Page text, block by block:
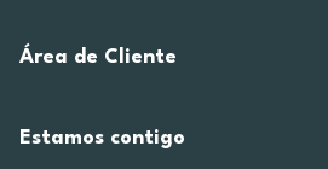
Área de Cliente
Estamos contigo